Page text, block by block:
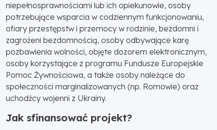
niepełnosprawnościami lub ich opiekunowie, osoby
potrzebujące wsparcia w codziennym funkcjonowaniu,
ofiary przestępstw i przemocy w rodzinie, bezdomni i
zagrożeni bezdomnością, osoby odbywające karę
pozbawienia wolności, objęte dozorem elektronicznym,
osoby korzystające z programu Fundusze Europejskie
Pomoc Żywnościowa, a także osoby należące do
społeczności marginalizowanych (np. Romowie) oraz
uchodźcy wojenni z Ukrainy.
Jak sfinansować projekt?